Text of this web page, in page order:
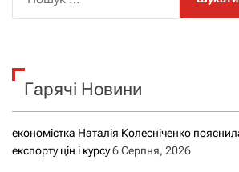
г
ц
і
я
к
Гарячі Новини
економістка Наталія Колесніченко
експорту цін і курсу6 Серпня, 2026